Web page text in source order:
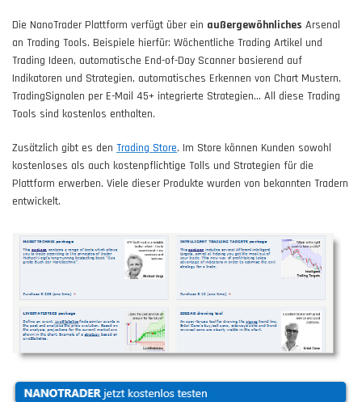
Die NanoTrader Plattform verfügt über ein außergewöhnliches Arsenal
an Trading Tools. Beispiele hierfür: Wöchentliche Trading Artikel und
Trading Ideen, automatische End-of-Day Scanner basierend auf
Indikatoren und Strategien, automatisches Erkennen von Chart Mustern,
TradingSignalen per E-Mail 45+ integrierte Strategien... All diese Trading
Tools sind kostenlos enthalten.
Zusätzlich gibt es den Trading Store. Im Store können Kunden sowohl
kostenloses als auch kostenpflichtige Tolls und Strategien für die
Plattform erwerben. Viele dieser Produkte wurden von bekannten Tradern
entwickelt.